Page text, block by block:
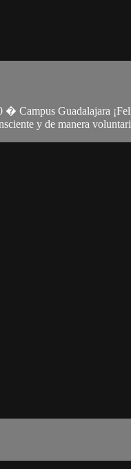
� Campus Guadalajara
y de manera